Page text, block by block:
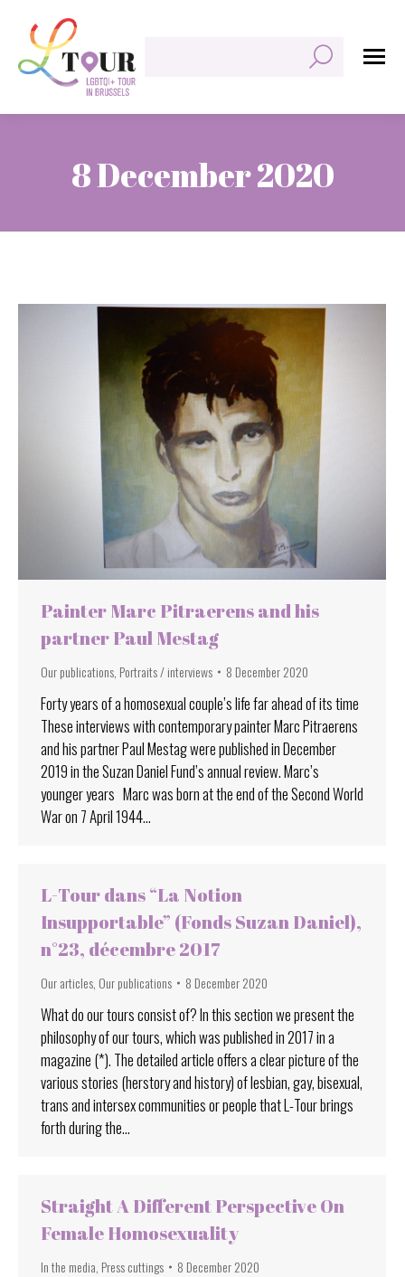
8 December 2020
Painter Marc Pitraerens and his
partner Paul Mestag
Our publications Portraits / interviews 8 December 2020
Forty years of a homosexual couple’s life far ahead of its time
These interviews with contemporary painter Marc Pitraerens
and his partner Paul Mestag were published in December
2019 in the Suzan Daniel Fund’s annual review. Marc’s
younger years Marc was born at the end of the Second World
War on 7 April 1944…
L-Tour dans “La Notion
Insupportable” (Fonds Suzan Daniel),
n°23, décembre 2017
Our articles Our publications 8 December 2020
What do our tours consist of? In this section we present the
philosophy of our tours, which was published in 2017 in a
magazine (*). The detailed article offers a clear picture of the
various stories (herstory and history) of lesbian, gay, bisexual,
trans and intersex communities or people that L-Tour brings
forth during the…
Straight A Different Perspective On
Female Homosexuality
In the media Press cuttings 8 December 2020